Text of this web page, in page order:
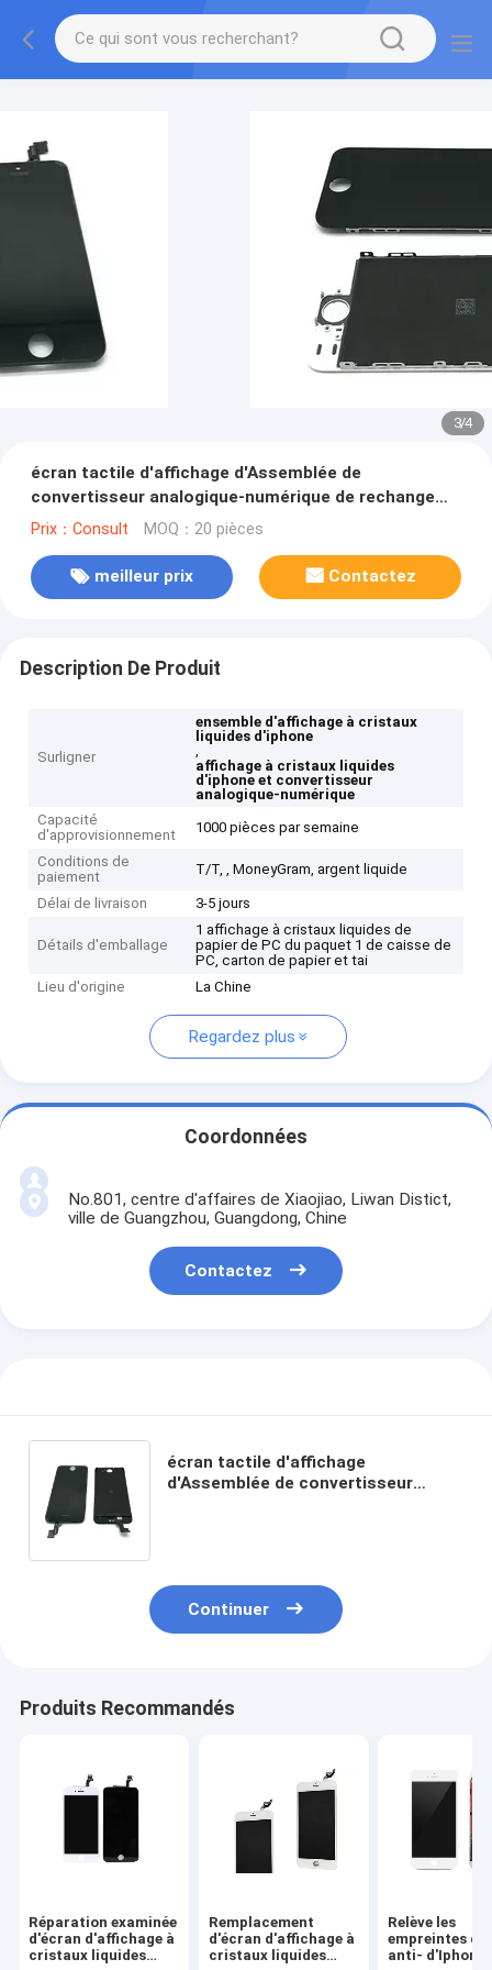
3/4
écran tactile d'affichage d'Assemblée de
convertisseur analogique-numérique de rechange
d'écran d'affichage à cristaux liquides d'ensemble
Prix：Consult MOQ：20 pièces
meilleur prix Contactez
Description De Produit
Surligner
ensemble d'affichage à cristaux
liquides d'iphone
,
affichage à cristaux liquides
d'iphone et convertisseur
analogique-numérique
Capacité
d'approvisionnement
1000 pièces par semaine
Conditions de
paiement
T/T, , MoneyGram, argent liquide
Délai de livraison 3-5 jours
Détails d'emballage
1 affichage à cristaux liquides de
papier de PC du paquet 1 de caisse de
PC, carton de papier et tai
Lieu d'origine
La Chine
Regardez plus
Coordonnées
No.801, centre d'affaires de Xiaojiao, Liwan Distict,
ville de Guangzhou, Guangdong, Chine
Contactez
écran tactile d'affichage
d'Assemblée de convertisseur
Continuer
Produits Recommandés
Réparation examinée
d'écran d'affichage à
cristaux liquides
Remplacement
d'écran d'affichage à
cristaux liquides
Relève les
empreintes
anti- d'Iphone